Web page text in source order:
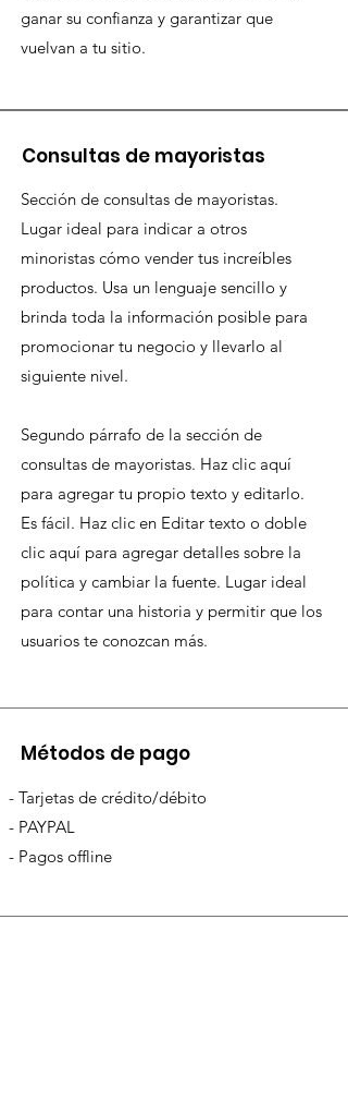
ganar su confianza y garantizar que
vuelvan a tu sitio.
Consultas de mayoristas
Sección de consultas de mayoristas.
Lugar ideal para indicar a otros
minoristas cómo vender tus increíbles
productos. Usa un lenguaje sencillo y
brinda toda la información posible para
promocionar tu negocio y llevarlo al
siguiente nivel.
Segundo párrafo de la sección de
consultas de mayoristas. Haz clic aquí
para agregar tu propio texto y editarlo.
Es fácil. Haz clic en Editar texto o doble
clic aquí para agregar detalles sobre la
política y cambiar la fuente. Lugar ideal
para contar una historia y permitir que los
usuarios te conozcan más.
Métodos de pago
- Tarjetas de crédito/débito
- PAYPAL
- Pagos offline